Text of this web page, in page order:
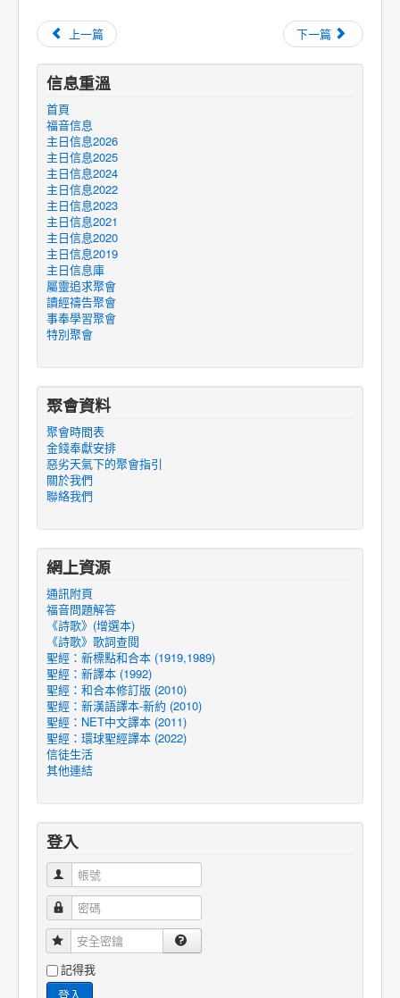
上一篇 下一篇
信息重溫
首頁
福音信息
主日信息2026
主日信息2025
主日信息2024
主日信息2022
主日信息2023
主日信息2021
主日信息2020
主日信息2019
主日信息庫
屬靈追求聚會
讀經禱告聚會
事奉學習聚會
特別聚會
聚會資料
聚會時間表
金錢奉獻安排
惡劣天氣下的聚會指引
關於我們
聯絡我們
網上資源
通訊附頁
福音問題解答
《詩歌》(增選本)
《詩歌》歌詞查閱
聖經：新標點和合本 (1919,1989)
聖經：新譯本 (1992)
聖經：和合本修訂版 (2010)
聖經：新漢語譯本-新約 (2010)
聖經：NET中文譯本 (2011)
聖經：環球聖經譯本 (2022)
信徒生活
其他連結
登入
帳號
密碼
安全密鑰
記得我
登入